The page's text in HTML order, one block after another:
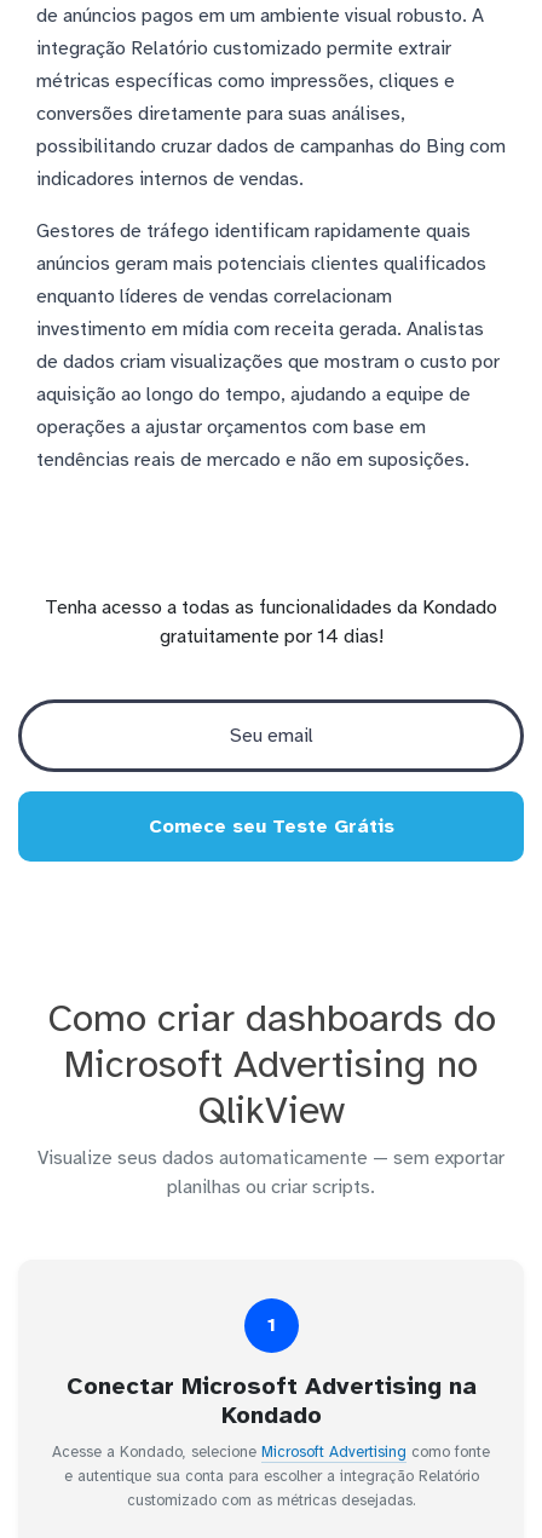
de anúncios pagos em um ambiente visual robusto. A
integração Relatório customizado permite extrair
métricas específicas como impressões, cliques e
conversões diretamente para suas análises,
possibilitando cruzar dados de campanhas do Bing com
indicadores internos de vendas.
Gestores de tráfego identificam rapidamente quais
anúncios geram mais potenciais clientes qualificados
enquanto líderes de vendas correlacionam
investimento em mídia com receita gerada. Analistas
de dados criam visualizações que mostram o custo por
aquisição ao longo do tempo, ajudando a equipe de
operações a ajustar orçamentos com base em
tendências reais de mercado e não em suposições.
Tenha acesso a todas as funcionalidades da Kondado
gratuitamente por 14 dias!
Comece seu Teste Grátis
Como criar dashboards do
Microsoft Advertising no
QlikView
Visualize seus dados automaticamente — sem exportar
planilhas ou criar scripts.
1
Conectar Microsoft Advertising na
Kondado
Acesse a Kondado, selecione Microsoft Advertising como fonte
e autentique sua conta para escolher a integração Relatório
customizado com as métricas desejadas.